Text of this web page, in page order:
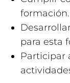
formación.
para esta
Participar